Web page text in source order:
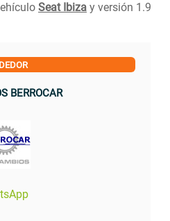
Seat Ibiza y versión 1.9
BERROCAR